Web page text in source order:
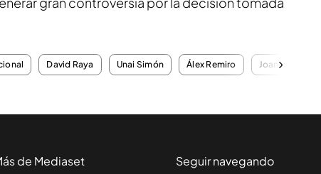
David Raya Unai Simón Álex Remiro Joan García
de Mediaset Seguir navegando